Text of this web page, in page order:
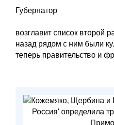
Губернатор
возглавит список второй
назад рядом с ним были
теперь правительство и